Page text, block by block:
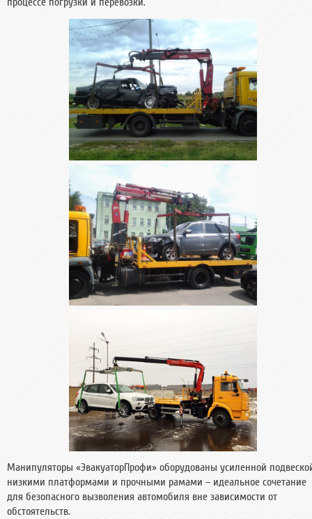
Манипуляторы «ЭвакуаторПрофи» оборудованы усиленной
низкими платформами и прочными рамами – идеальное сочетание
для безопасного вызволения автомобиля вне зависимости от
обстоятельств.